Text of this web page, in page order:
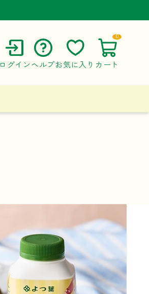
ログイン ヘルプ
ご利用ガイド
お問い合わせ
お気に入り カート
0